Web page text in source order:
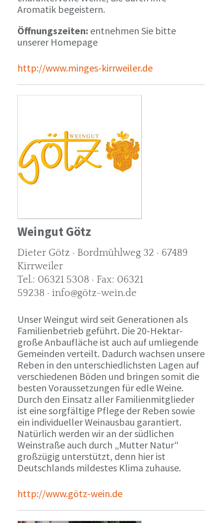
Aromatik begeistern.
Öffnungszeiten: entnehmen Sie bitte
unserer Homepage
http://www.minges-kirrweiler.de
Weingut Götz
Dieter Götz · Bordmühlweg 32 · 67489
Kirrweiler
Tel.: 06321 5308 · Fax: 06321
59238 · info@götz-wein.de
Unser Weingut wird seit Generationen als
Familienbetrieb geführt. Die 20-Hektar-
große Anbaufläche ist auch auf umliegende
Gemeinden verteilt. Dadurch wachsen unsere
Reben in den unterschiedlichsten Lagen auf
verschiedenen Böden und bringen somit die
besten Voraussetzungen für edle Weine.
Durch den Einsatz aller Familienmitglieder
ist eine sorgfältige Pflege der Reben sowie
ein individueller Weinausbau garantiert.
Natürlich werden wir an der südlichen
Weinstraße auch durch „Mutter Natur“
großzügig unterstützt, denn hier ist
Deutschlands mildestes Klima zuhause.
http://www.götz-wein.de